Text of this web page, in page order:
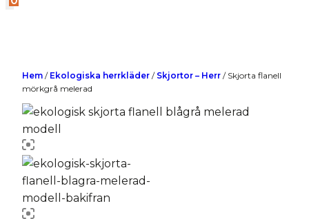
Hem / Ekologiska herrkläder / Skjortor – Herr / Skjorta flanell
mörkgrå melerad